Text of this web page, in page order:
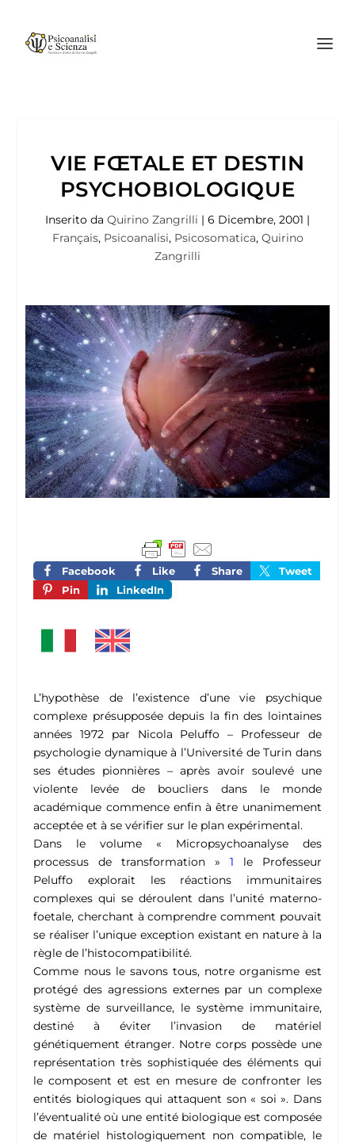
VIE FŒTALE ET DESTIN
PSYCHOBIOLOGIQUE
Inserito da Quirino Zangrilli | 6 Dicembre, 2001 |
Français, Psicoanalisi, Psicosomatica, Quirino
Zangrilli
Facebook Like Share
Tweet
Pin
LinkedIn
L’hypothèse de l’existence d’une vie psychique
complexe présupposée depuis la fin des lointaines
années 1972 par Nicola Peluffo – Professeur de
psychologie dynamique à l’Université de Turin dans
ses études pionnières – après avoir soulevé une
violente levée de boucliers dans le monde
académique commence enfin à être unanimement
acceptée et à se vérifier sur le plan expérimental.
Dans le volume « Micropsychoanalyse des
processus de transformation » 1 le Professeur
Peluffo explorait les réactions immunitaires
complexes qui se déroulent dans l’unité materno-
foetale, cherchant à comprendre comment pouvait
se réaliser l’unique exception existant en nature à la
règle de l’histocompatibilité.
Comme nous le savons tous, notre organisme est
protégé des agressions externes par un complexe
système de surveillance, le système immunitaire,
destiné à éviter l’invasion de matériel
génétiquement étranger. Notre corps possède une
représentation très sophistiquée des éléments qui
le composent et est en mesure de confronter les
entités biologiques qui attaquent son « soi ». Dans
l’éventualité où une entité biologique est composée
de matériel histologiquement non compatible, le